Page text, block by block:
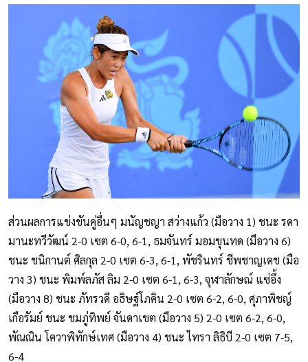
ส่วนผลการแข่งขันคู่อื่นๆ มนัญชญา สว่างแก้ว (มือวาง 1) ชนะ รดา
มานะทวีวัฒน์ 2-0 เซต 6-0, 6-1, ธมจันทร์ มอมขุนทด (มือวาง 6)
ชนะ ชนิกานต์ ศิลกุล 2-0 เซต 6-3, 6-1, พัชรินทร์ ชีพชาญเดช (มือ
วาง 3) ชนะ พิมพ์ลภัส ลิม 2-0 เซต 6-1, 6-3, จุฬาลักษณ์ แซ่อึ้ง
(มือวาง 8) ชนะ ภัทรวดี อธิษฐ์โภคิน 2-0 เซต 6-2, 6-0, ศุภาพิชญ์
เกือรัมย์ ชนะ ชมภู่ทิพย์ จันดาเขต (มือวาง 5) 2-0 เซต 6-2, 6-0,
พัณณิน โควาพิทักษ์เทศ (มือวาง 4) ชนะ ไทรา ลิธิบี 2-0 เซต 7-5,
6-4